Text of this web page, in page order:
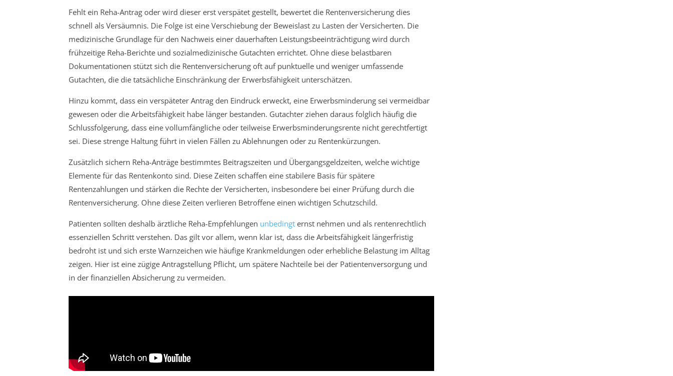
Fehlt ein Reha-Antrag oder wird dieser erst verspätet gestellt, bewertet die Rentenversicherung dies
schnell als Versäumnis. Die Folge ist eine Verschiebung der Beweislast zu Lasten der Versicherten. Die
medizinische Grundlage für den Nachweis einer dauerhaften Leistungsbeeinträchtigung wird durch
frühzeitige Reha-Berichte und sozialmedizinische Gutachten errichtet. Ohne diese belastbaren
Dokumentationen stützt sich die Rentenversicherung oft auf punktuelle und weniger umfassende
Gutachten, die die tatsächliche Einschränkung der Erwerbsfähigkeit unterschätzen.
Hinzu kommt, dass ein verspäteter Antrag den Eindruck erweckt, eine Erwerbsminderung sei vermeidbar
gewesen oder die Arbeitsfähigkeit habe länger bestanden. Gutachter ziehen daraus folglich häufig die
Schlussfolgerung, dass eine vollumfängliche oder teilweise Erwerbsminderungsrente nicht gerechtfertigt
sei. Diese strenge Haltung führt in vielen Fällen zu Ablehnungen oder zu Rentenkürzungen.
Zusätzlich sichern Reha-Anträge bestimmtes Beitragszeiten und Übergangsgeldzeiten, welche wichtige
Elemente für das Rentenkonto sind. Diese Zeiten schaffen eine stabilere Basis für spätere
Rentenzahlungen und stärken die Rechte der Versicherten, insbesondere bei einer Prüfung durch die
Rentenversicherung. Ohne diese Zeiten verlieren Betroffene einen wichtigen Schutzschild.
Patienten sollten deshalb ärztliche Reha-Empfehlungen unbedingt ernst nehmen und als rentenrechtlich
essenziellen Schritt verstehen. Das gilt vor allem, wenn klar ist, dass die Arbeitsfähigkeit längerfristig
bedroht ist und sich erste Warnzeichen wie häufige Krankmeldungen oder erhebliche Belastung im Alltag
zeigen. Hier ist eine zügige Antragstellung Pflicht, um spätere Nachteile bei der Patientenversorgung und
in der finanziellen Absicherung zu vermeiden.